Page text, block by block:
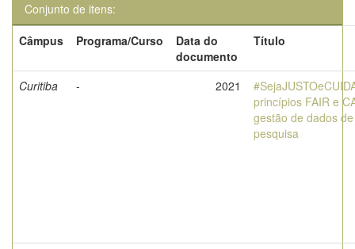
Conjunto de itens:
Câmpus
Programa/Curso
Data do
documento
Título
Curitiba - 2021
princípios FAIR e
gestão de dados de
pesquisa